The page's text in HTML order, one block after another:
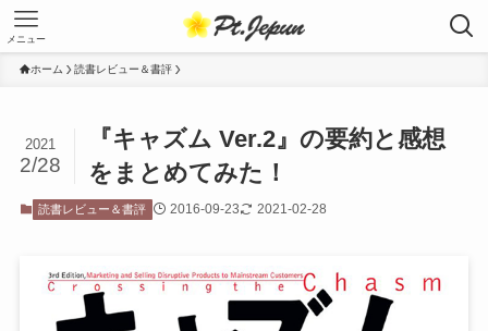
メニュー
ホーム 読書レビュー＆書評
『キャズム Ver.2』の要約と感想
をまとめてみた！
2021
2/28
読書レビュー＆書評 2016-09-23 2021-02-28